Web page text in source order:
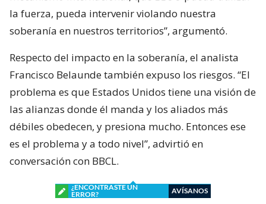
la fuerza, pueda intervenir violando nuestra
soberanía en nuestros territorios”, argumentó.
Respecto del impacto en la soberanía, el analista
Francisco Belaunde también expuso los riesgos. “El
problema es que Estados Unidos tiene una visión de
las alianzas donde él manda y los aliados más
débiles obedecen, y presiona mucho. Entonces ese
es el problema y a todo nivel”, advirtió en
conversación con BBCL.
¿ENCONTRASTE UN
ERROR?
AVÍSANOS